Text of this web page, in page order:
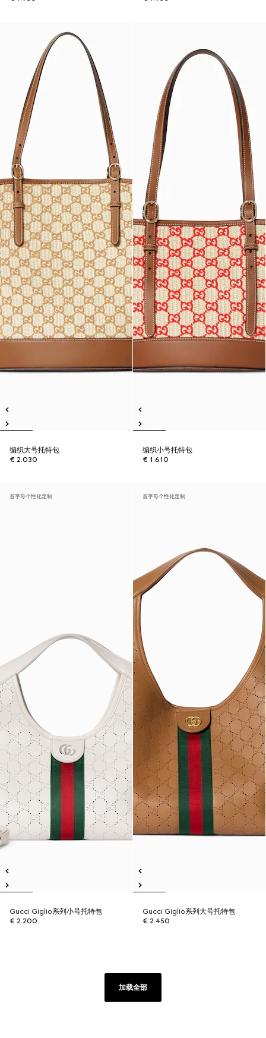
编织大号托特包
€ 2.030
编织小号托特包
€ 1.610
首字母个性化定制
Gucci Giglio系列小号托特包
€ 2.200
首字母个性化定制
Gucci Giglio系列大号托特包
€ 2.450
加载全部